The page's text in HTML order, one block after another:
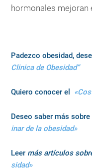
hormonales mejoran
Padezco obesidad,
Clinica de Obesidad”
Quiero conocer el
Deseo saber más sobre
inar de la obesidad»
Leer más artículos
sidad»